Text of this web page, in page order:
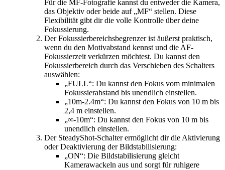
Für die MF-Fotografie kannst du entweder die Kamera,
das Objektiv oder beide auf „MF“ stellen. Diese
Flexibilität gibt dir die volle Kontrolle über deine
Fokussierung.
Der Fokussierbereichsbegrenzer ist äußerst praktisch,
wenn du den Motivabstand kennst und die AF-
Fokussierzeit verkürzen möchtest. Du kannst den
Fokussierbereich durch das Verschieben des Schalters
auswählen:
„FULL“: Du kannst den Fokus vom minimalen
Fokussierabstand bis unendlich einstellen.
„10m-2.4m“: Du kannst den Fokus von 10 m bis
2,4 m einstellen.
„∞-10m“: Du kannst den Fokus von 10 m bis
unendlich einstellen.
Der SteadyShot-Schalter ermöglicht dir die Aktivierung
oder Deaktivierung der Bildstabilisierung:
„ON“: Die Bildstabilisierung gleicht
Kamerawackeln aus und sorgt für ruhigere